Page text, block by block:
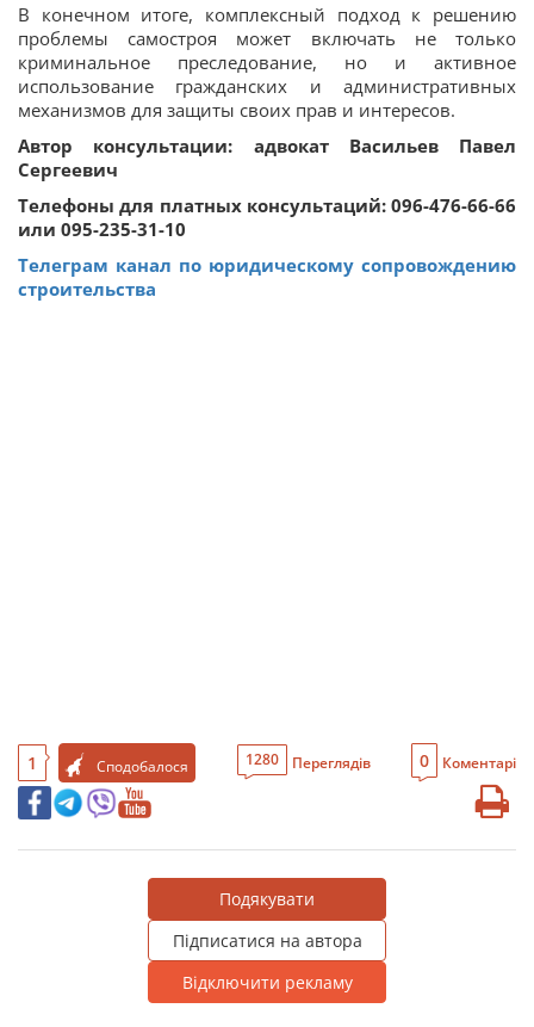
В конечном итоге, комплексный подход к решению
проблемы самостроя может включать не только
криминальное преследование, но и активное
использование гражданских и административных
механизмов для защиты своих прав и интересов.
Автор консультации: адвокат Васильев Павел
Сергеевич
Телефоны для платных консультаций: 096-476-66-66
или 095-235-31-10
Телеграм канал по юридическому сопровождению
строительства
1 Сподобалося 1280 Переглядів 0 Коментарі
Подякувати
Підписатися на автора
Відключити рекламу